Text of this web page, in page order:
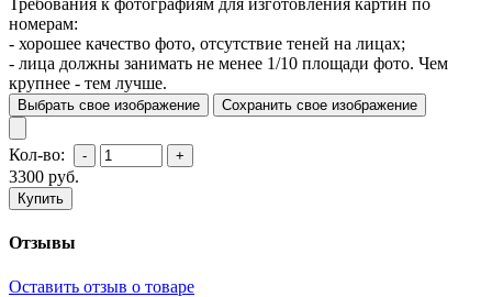
Требования к фотографиям для изготовления картин по
номерам:
- хорошее качество фото, отсутствие теней на лицах;
- лица должны занимать не менее 1/10 площади фото. Чем
крупнее - тем лучше.
Выбрать свое изображение Сохранить свое изображение
Кол-во:
3300 руб.
Отзывы
Оставить отзыв о товаре